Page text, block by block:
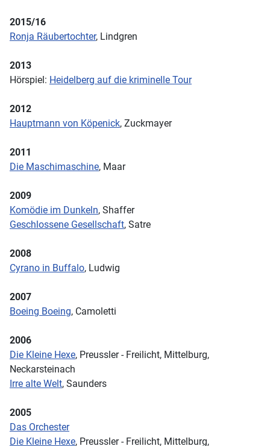
2015/16
Ronja Räubertochter, Lindgren
2013
Hörspiel: Heidelberg auf die kriminelle Tour
2012
Hauptmann von Köpenick, Zuckmayer
2011
Die Maschimaschine, Maar
2009
Komödie im Dunkeln, Shaffer
Geschlossene Gesellschaft, Satre
2008
Cyrano in Buffalo, Ludwig
2007
Boeing Boeing, Camoletti
2006
Die Kleine Hexe, Preussler - Freilicht, Mittelburg,
Neckarsteinach
Irre alte Welt, Saunders
2005
Das Orchester
Die Kleine Hexe, Preussler - Freilicht, Mittelburg,